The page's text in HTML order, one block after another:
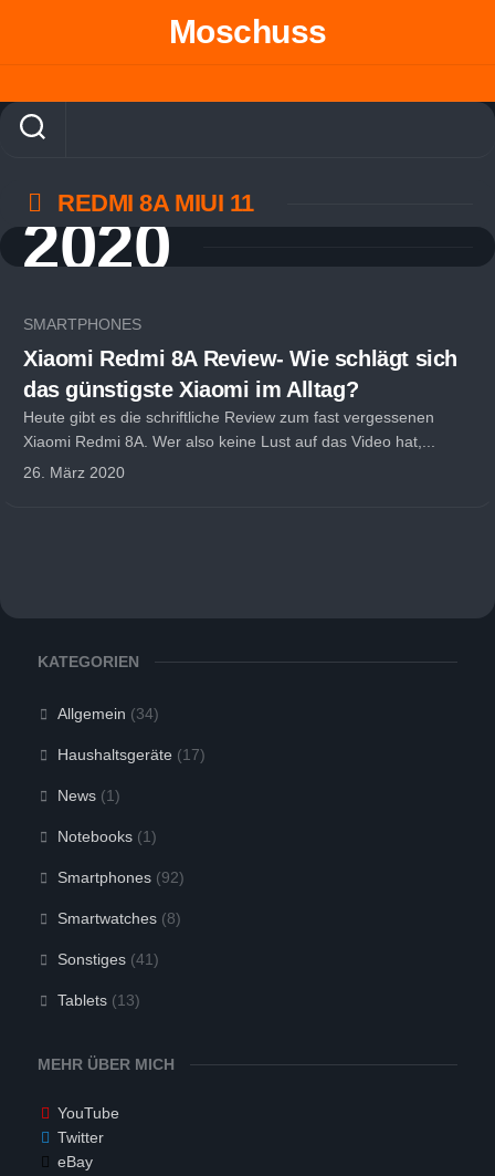
Moschuss
REDMI 8A MIUI 11
2020
SMARTPHONES
Xiaomi Redmi 8A Review- Wie schlägt sich
das günstigste Xiaomi im Alltag?
Heute gibt es die schriftliche Review zum fast vergessenen
Xiaomi Redmi 8A. Wer also keine Lust auf das Video hat,...
26. März 2020
KATEGORIEN
Allgemein (34)
Haushaltsgeräte (17)
News(1)
Notebooks(1)
Smartphones(92)
Smartwatches(8)
Sonstiges(41)
Tablets(13)
MEHR ÜBER MICH
YouTube
Twitter
eBay